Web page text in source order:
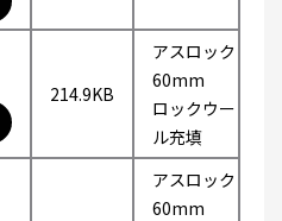
214.9KB
アスロック
60mm
ロックウー
ル充填
アスロック
60mm